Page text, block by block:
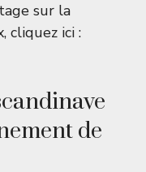
sur la
cliquez ici :
de